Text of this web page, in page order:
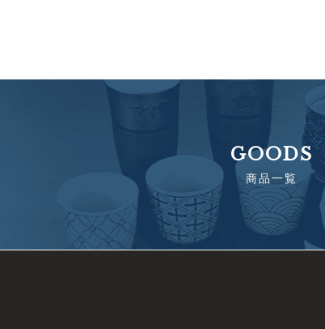
GOODS
商品一覧